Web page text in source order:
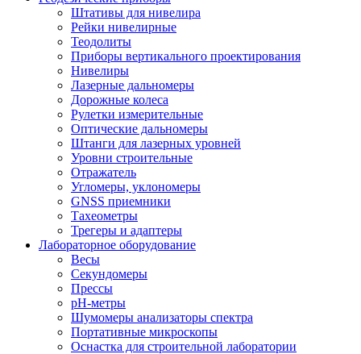
Штативы для нивелира
Рейки нивелирные
Теодолиты
Приборы вертикального проектирования
Нивелиры
Лазерные дальномеры
Дорожные колеса
Рулетки измерительные
Оптические дальномеры
Штанги для лазерных уровней
Уровни строительные
Отражатель
Угломеры, уклономеры
GNSS приемники
Тахеометры
Трегеры и адаптеры
Лабораторное оборудование
Весы
Секундомеры
Прессы
pH-метры
Шумомеры анализаторы спектра
Портативные микроскопы
Оснастка для строительной лаборатории